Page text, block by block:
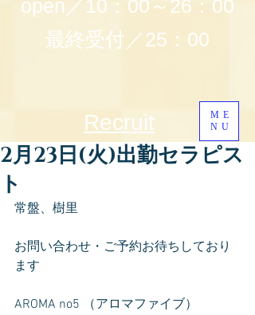
open／10：00～26：00
最終受付／25：00
ME
NU
Recruit
2月23日(火)出勤セラピス
ト
常盤、樹里
お問い合わせ・ご予約お待ちしており
ます
AROMA no5 （アロマファイブ）